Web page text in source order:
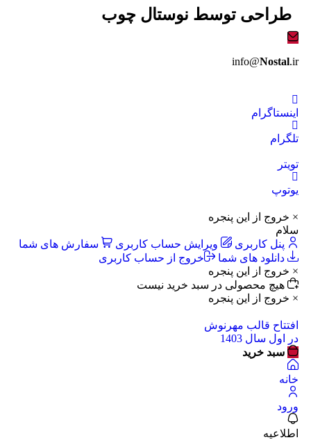
طراحی توسط نوستال چوب
info@Nostal.ir
اینستاگرام
تلگرام
تویتر
یوتوپ
× خروج از این پنجره
سلام
پنل کاربری
ویرایش حساب کاربری
سفارش های شما
دانلود های شما
خروج از حساب کاربری
× خروج از این پنجره
هیچ محصولی در سبد خرید نیست
× خروج از این پنجره
افتتاح قالب مهرنوش
در اول سال 1403
سبد خرید
خانه
ورود
اطلاعیه